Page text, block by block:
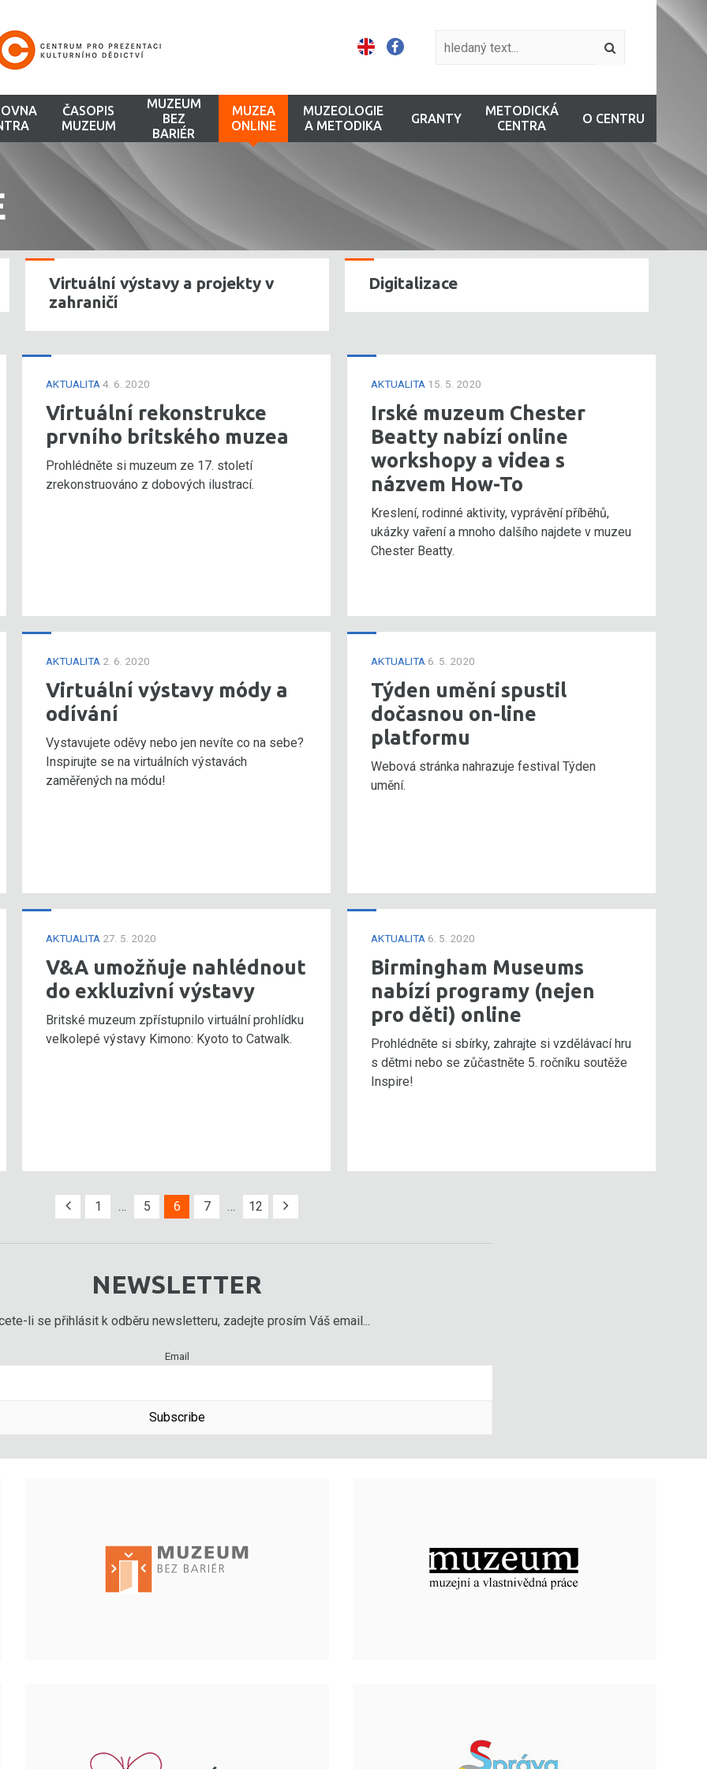
ČASOPIS
MUZEUM
MUZEUM
BEZ
BARIÉR
MUZEA
ONLINE
MUZEOLOGIE
A METODIKA
GRANTY
METODICKÁ
CENTRA
O CENTRU
Virtuální výstavy a projekty v
zahraničí
Digitalizace
AKTUALITA4. 6. 2020
Virtuální rekonstrukce
prvního britského muzea
Prohlédněte si muzeum ze 17. století
zrekonstruováno z dobových ilustrací.
AKTUALITA 2. 6. 2020
Virtuální výstavy módy a
odívání
Vystavujete oděvy nebo jen nevíte co na sebe?
Inspirujte se na virtuálních výstavách
zaměřených na módu!
AKTUALITA 27. 5. 2020
V&A umožňuje nahlédnout
do exkluzivní výstavy
Britské muzeum zpřístupnilo virtuální prohlídku
velkolepé výstavy Kimono: Kyoto to Catwalk.
AKTUALITA 15. 5. 2020
Irské muzeum Chester
Beatty nabízí online
workshopy a videa s
názvem How-To
Kreslení, rodinné aktivity, vyprávění příběhů,
ukázky vaření a mnoho dalšího najdete v muzeu
Chester Beatty.
AKTUALITA 6. 5. 2020
Týden umění spustil
dočasnou on-line
platformu
Webová stránka nahrazuje festival Týden
umění.
AKTUALITA 6. 5. 2020
Birmingham Museums
nabízí programy (nejen
pro děti) online
Prohlédněte si sbírky, zahrajte si vzdělávací hru
s dětmi nebo se zůčastněte 5. ročníku soutěže
Inspire!
1 … 5 6 7 … 12
NEWSLETTER
li se přihlásit k odběru newsletteru, zadejte prosím Váš email...
Email
Subscribe